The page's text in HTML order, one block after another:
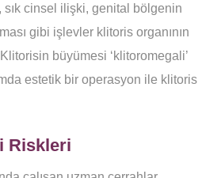
sık cinsel ilişki, genital bölgenin
gibi işlevler klitoris organının
büyümesi ‘klitoromegali’
estetik bir operasyon ile klitoris
Riskleri